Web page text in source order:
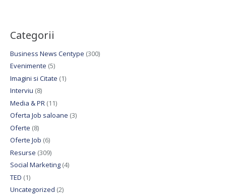
Categorii
Business News Centype (300)
Evenimente (5)
Imagini si Citate (1)
Interviu (8)
Media & PR(11)
Oferta Job saloane (3)
Oferte (8)
Oferte Job (6)
Resurse (309)
Social Marketing(4)
TED (1)
Uncategorized (2)